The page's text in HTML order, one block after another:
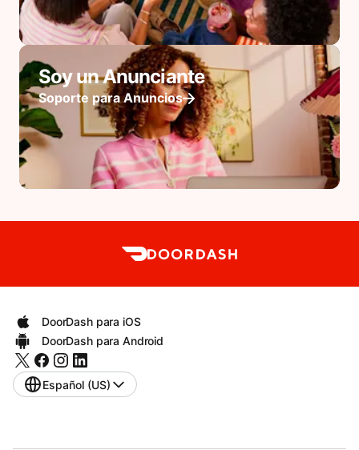
Soy un Anunciante
Soporte para Anuncios
DoorDash para iOS
DoorDash para Android
Español (US)